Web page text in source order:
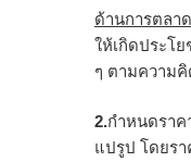
ด้านการตลาด
ให้เกิดประโ
ๆ ตามความคิ
2.กำหนดราค
แปรูป โดยร